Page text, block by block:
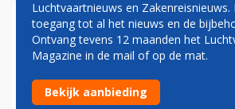
OVERZICHT: VOOR
LANDEN VOERT
EEN
Luchtvaartnieuws en
toegang tot al het nieuws en de
Ontvang tevens 12 maanden het
Magazine in de mail of op de mat.
Bekijk aanbieding